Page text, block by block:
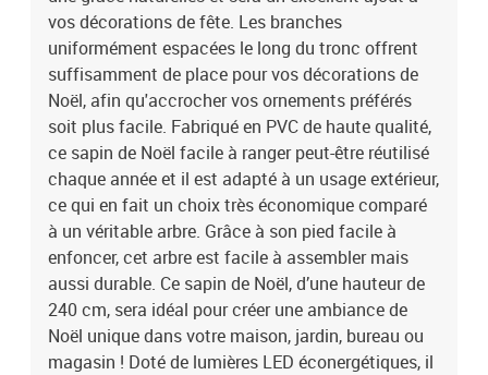
vos décorations de fête. Les branches
uniformément espacées le long du tronc offrent
suffisamment de place pour vos décorations de
Noël, afin qu'accrocher vos ornements préférés
soit plus facile. Fabriqué en PVC de haute qualité,
ce sapin de Noël facile à ranger peut-être réutilisé
chaque année et il est adapté à un usage extérieur,
ce qui en fait un choix très économique comparé
à un véritable arbre. Grâce à son pied facile à
enfoncer, cet arbre est facile à assembler mais
aussi durable. Ce sapin de Noël, d’une hauteur de
240 cm, sera idéal pour créer une ambiance de
Noël unique dans votre maison, jardin, bureau ou
magasin ! Doté de lumières LED éconergétiques, il